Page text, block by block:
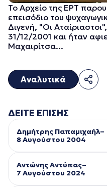
Το Αρχείο της ΕΡΤ
επεισόδιο του
Διγενή, "Οι
31/12/2001 και ήταν
Μαχαιρίτσα...
Αναλυτικά
ΔΕΙΤΕ ΕΠΙΣΗΣ
Δημήτρης Παπαμιχαήλ–
8 Αυγούστου 2004
Αντώνης Αντύπας–
7 Αυγούστου 2024